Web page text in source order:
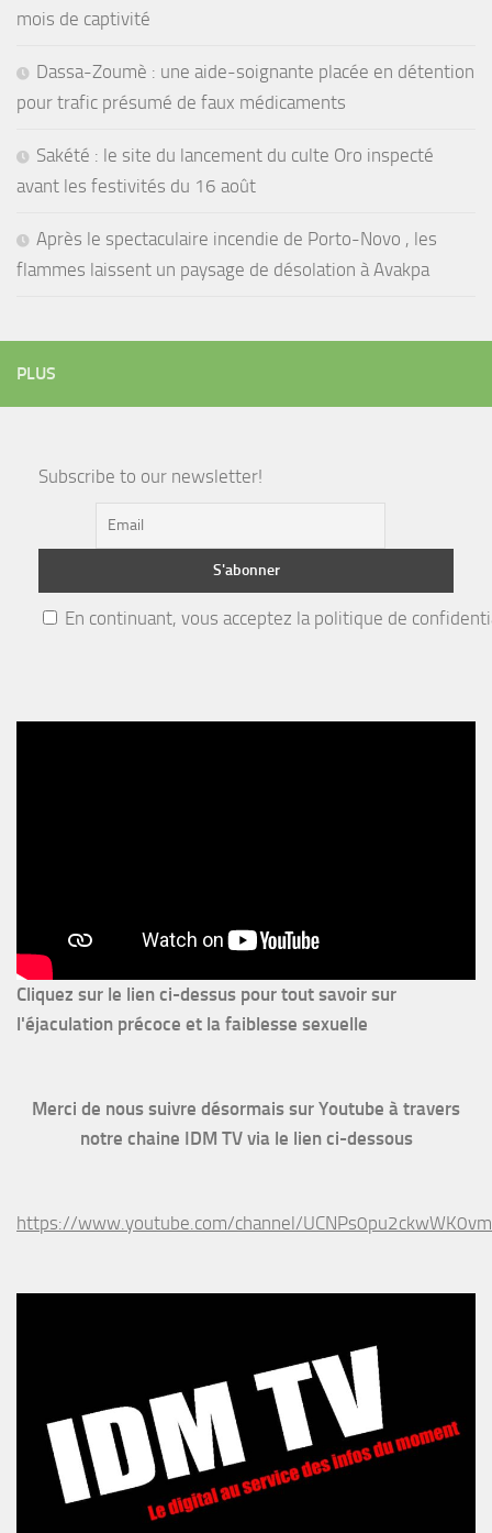
mois de captivité
Dassa-Zoumè : une aide-soignante placée en détention
pour trafic présumé de faux médicaments
Sakété : le site du lancement du culte Oro inspecté
avant les festivités du 16 août
Après le spectaculaire incendie de Porto-Novo , les
flammes laissent un paysage de désolation à Avakpa
PLUS
Subscribe to our newsletter!
En continuant, vous acceptez la politique de
Cliquez sur le lien ci-dessus pour tout savoir sur
l'éjaculation précoce et la faiblesse sexuelle
Merci de nous suivre désormais sur Youtube à travers
notre chaine IDM TV via le lien ci-dessous
https://www.youtube.com/channel/